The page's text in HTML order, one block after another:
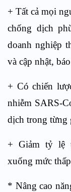
+ Tất cả mọi
chống dịch
doanh nghiệp
và cập nhật,
+ Có chiến
nhiễm SARS-
dịch trong từng
+ Giảm tỷ lệ
xuống mức
* Nâng cao